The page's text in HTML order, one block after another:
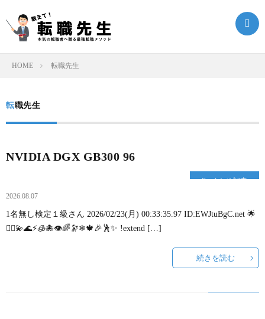
ス
ト
転
ウ
ハ
め
記
職
お
HOME 転職先生
転職先生
NVIDIA DGX GB300 96
まとめ記事
2026.08.07
1名無し検定１級さん 2026/02/23(月) 00:33:35.97 ID:EWJtuBgC.net 🌟
🧜‍♀💫🌊⚡🧊🐙👁🌈🔭❄🍁🎉🕺✨ !extend […]
続きを読む